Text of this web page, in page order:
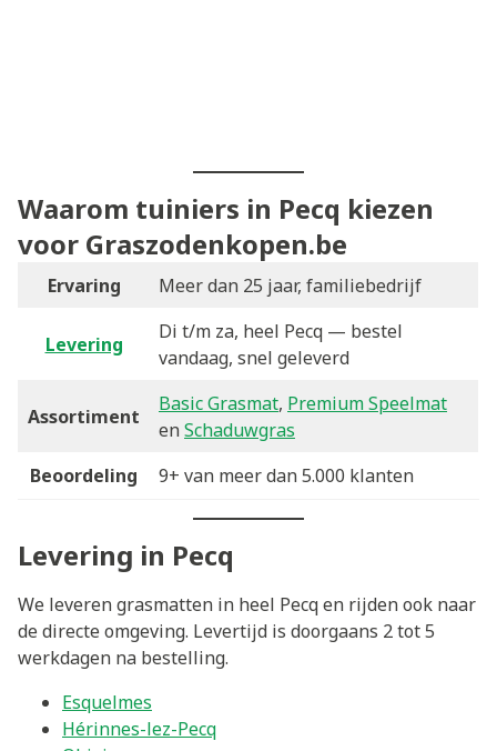
Waarom tuiniers in Pecq kiezen
voor Graszodenkopen.be
Ervaring Meer dan 25 jaar, familiebedrijf
Levering
Di t/m za, heel Pecq — bestel
vandaag, snel geleverd
Assortiment
Basic Grasmat, Premium Speelmat
en Schaduwgras
Beoordeling
9+ van meer dan 5.000 klanten
Levering in Pecq
We leveren grasmatten in heel Pecq en rijden ook naar
de directe omgeving. Levertijd is doorgaans 2 tot 5
werkdagen na bestelling.
Esquelmes
Hérinnes-lez-Pecq